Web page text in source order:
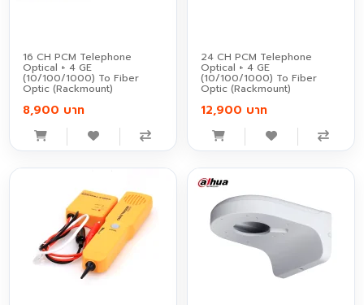
16 CH PCM Telephone
Optical + 4 GE
(10/100/1000) To Fiber
Optic (Rackmount)
8,900 บาท
24 CH PCM Telephone
Optical + 4 GE
(10/100/1000) To Fiber
Optic (Rackmount)
12,900 บาท